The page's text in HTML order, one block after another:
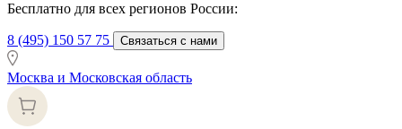
Бесплатно для всех регионов России:
8 (495) 150 57 75 Связаться с нами
Москва и Московская область